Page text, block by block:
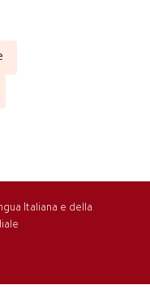
Italiana e della